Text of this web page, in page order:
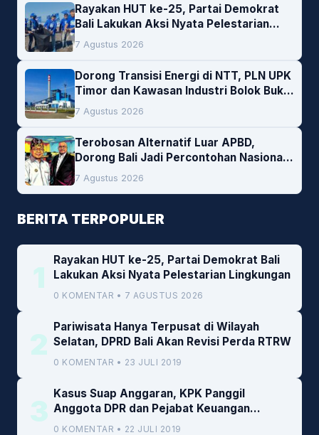
Rayakan HUT ke-25, Partai Demokrat
Bali Lakukan Aksi Nyata Pelestarian
Lingkungan
7 Agustus 2026
Dorong Transisi Energi di NTT, PLN UPK
Timor dan Kawasan Industri Bolok Buka
Peluang Investasi Woodchip untuk
Cofiring PLTU Bolok
7 Agustus 2026
Terobosan Alternatif Luar APBD,
Dorong Bali Jadi Percontohan Nasional
Pembiayaan Daerah
7 Agustus 2026
BERITA TERPOPULER
1
Rayakan HUT ke-25, Partai Demokrat Bali
Lakukan Aksi Nyata Pelestarian Lingkungan
0 KOMENTAR • 7 AGUSTUS 2026
2
Pariwisata Hanya Terpusat di Wilayah
Selatan, DPRD Bali Akan Revisi Perda RTRW
0 KOMENTAR • 23 JULI 2019
3
Kasus Suap Anggaran, KPK Panggil
Anggota DPR dan Pejabat Keuangan
Kemenkeu
0 KOMENTAR • 22 JULI 2019